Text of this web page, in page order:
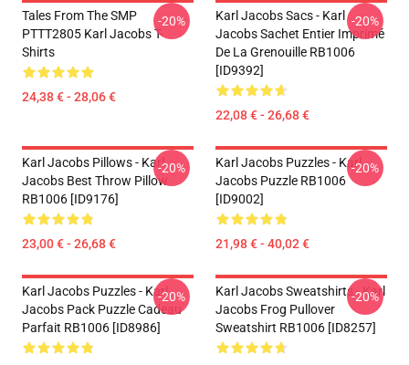
Tales From The SMP
PTTT2805 Karl Jacobs T-
Shirts
24,38 € - 28,06 €
-20%
Karl Jacobs Sacs - Karl
Jacobs Sachet Entier Imprimé
De La Grenouille RB1006
[ID9392]
22,08 € - 26,68 €
-20%
Karl Jacobs Pillows - Karl
Jacobs Best Throw Pillow
RB1006 [ID9176]
23,00 € - 26,68 €
-20%
Karl Jacobs Puzzles - Karl
Jacobs Puzzle RB1006
[ID9002]
21,98 € - 40,02 €
-20%
Karl Jacobs Puzzles - Karl
Jacobs Pack Puzzle Cadeau
Parfait RB1006 [ID8986]
-20%
Karl Jacobs Sweatshirts - Karl
Jacobs Frog Pullover
Sweatshirt RB1006 [ID8257]
-20%